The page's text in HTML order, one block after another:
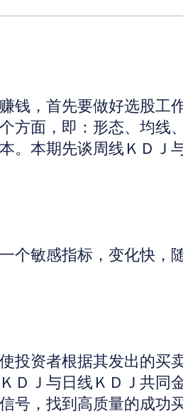
钱，首先要做好选股工
方面，即：形态、均线
。本期先谈周线ＫＤＪ
敏感指标，变化快，
资者根据其发出的买
ＤＪ与日线ＫＤＪ共同
号，找到高质量的成功